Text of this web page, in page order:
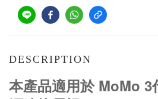
DESCRIPTION
本產品適用於 MoMo 3